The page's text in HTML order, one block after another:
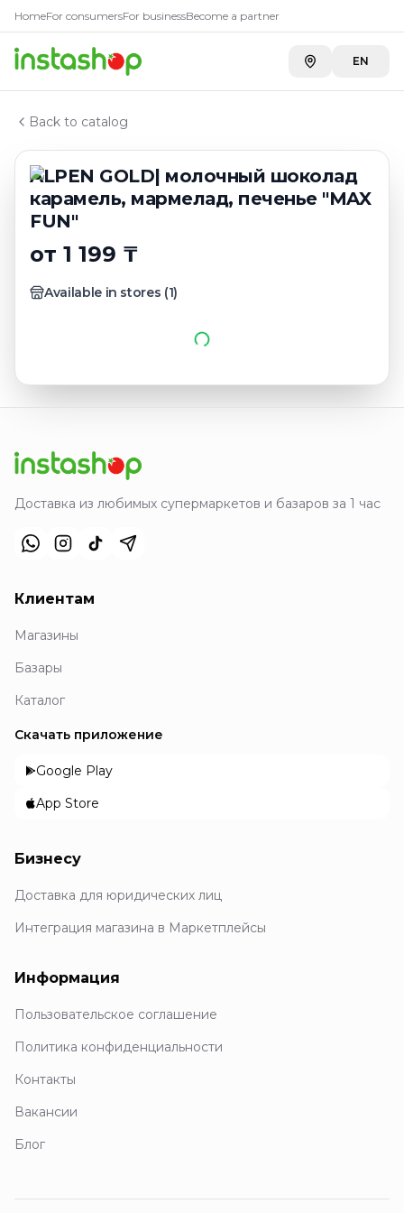
HomeFor consumersFor businessBecome a partner
EN
Back to catalog
ALPEN GOLD| молочный шоколад
карамель, мармелад, печенье "MAX
FUN"
от 1 199 ₸
Available in stores (1)
Главная
Каталог
Шоколад плиточный
ALPEN GOLD| молочный шоколад карамель,
КупитьALPEN GOLD|
Доставка из любимых супермаркетов и базаров за 1 час
Клиентам
Магазины
Базары
Каталог
Скачать приложение
Google Play
App Store
Бизнесу
Доставка для юридических лиц
Интеграция магазина в Маркетплейсы
Информация
Пользовательское соглашение
Политика конфиденциальности
Контакты
Вакансии
Блог